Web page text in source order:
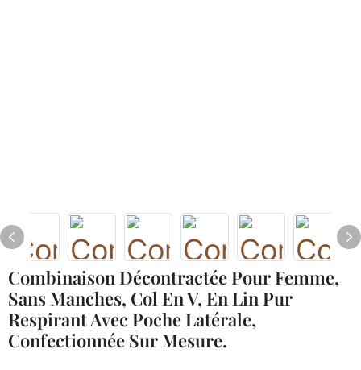
Combinaison Décontractée Pour Femme,
Sans Manches, Col En V, En Lin Pur
Respirant Avec Poche Latérale,
Confectionnée Sur Mesure.